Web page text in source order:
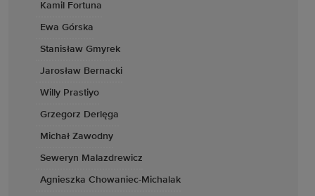
Kamil Fortuna
Ewa Górska
Stanisław Gmyrek
Jarosław Bernacki
Willy Prastiyo
Grzegorz Derlęga
Michał Zawodny
Seweryn Malazdrewicz
Agnieszka Chowaniec-Michalak